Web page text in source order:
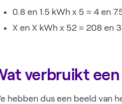
0.8 en 1.5 kWh x 5 = 4 en
X en X kWh x 52 = 208 en
verbruikt
hebben dus een beeld van